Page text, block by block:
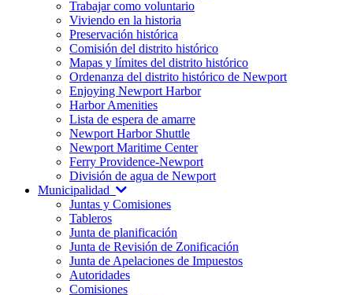
Trabajar como voluntario
Viviendo en la historia
Preservación histórica
Comisión del distrito histórico
Mapas y límites del distrito histórico
Ordenanza del distrito histórico de Newport
Enjoying Newport Harbor
Harbor Amenities
Lista de espera de amarre
Newport Harbor Shuttle
Newport Maritime Center
Ferry Providence-Newport
División de agua de Newport
Municipalidad
Juntas y Comisiones
Tableros
Junta de planificación
Junta de Revisión de Zonificación
Junta de Apelaciones de Impuestos
Autoridades
Comisiones